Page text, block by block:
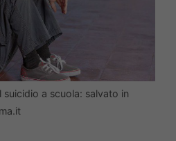
a scuola: salvato in